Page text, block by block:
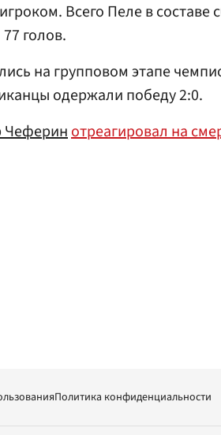
Всего Пеле в составе
голов.
на групповом этапе
одержали победу 2:0.
Чеферинотреагировал на
Политика конфиденциальности